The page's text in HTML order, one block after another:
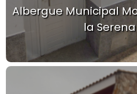
Albergue Municipal
la Serena